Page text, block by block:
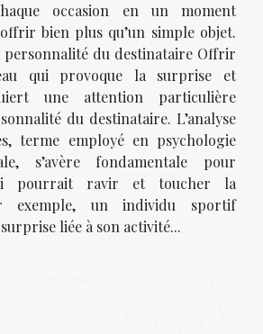
occasion en un moment
bien plus qu’un simple objet.
du destinataire Offrir
qui provoque la surprise et
une attention particulière
du destinataire. L’analyse
terme employé en psychologie
s’avère fondamentale pour
pourrait ravir et toucher la
exemple, un individu sportif
liée à son activité...